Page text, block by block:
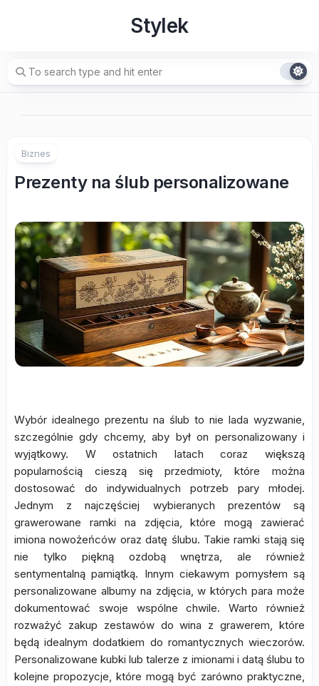
Stylek
Biznes
Prezenty na ślub personalizowane
Wybór idealnego prezentu na ślub to nie lada wyzwanie,
szczególnie gdy chcemy, aby był on personalizowany i
wyjątkowy. W ostatnich latach coraz większą
popularnością cieszą się przedmioty, które można
dostosować do indywidualnych potrzeb pary młodej.
Jednym z najczęściej wybieranych prezentów są
grawerowane ramki na zdjęcia, które mogą zawierać
imiona nowożeńców oraz datę ślubu. Takie ramki stają się
nie tylko piękną ozdobą wnętrza, ale również
sentymentalną pamiątką. Innym ciekawym pomysłem są
personalizowane albumy na zdjęcia, w których para może
dokumentować swoje wspólne chwile. Warto również
rozważyć zakup zestawów do wina z grawerem, które
będą idealnym dodatkiem do romantycznych wieczorów.
Personalizowane kubki lub talerze z imionami i datą ślubu to
kolejne propozycje, które mogą być zarówno praktyczne,